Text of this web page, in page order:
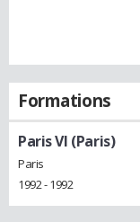
Formations
Paris VI (Paris)
Paris
1992 - 1992